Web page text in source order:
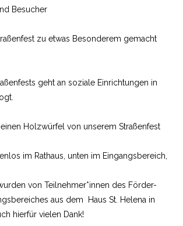
Besucher
zu etwas Besonderem gemacht
geht an soziale Einrichtungen in
Holzwürfel von unserem Straßenfest
im Rathaus, unten im Eingangsbereich,
von Teilnehmer*innen des Förder-
aus dem Haus St. Helena in
hierfür vielen Dank!